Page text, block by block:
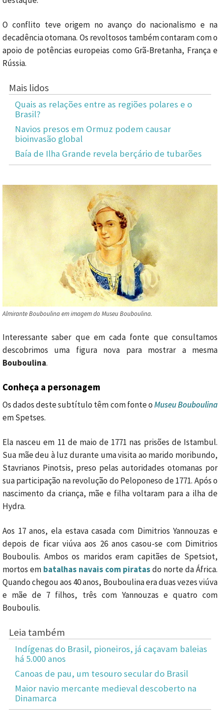
O conflito teve origem no avanço do nacionalismo e na
decadência otomana. Os revoltosos também contaram com o
apoio de potências europeias como Grã-Bretanha, França e
Rússia.
Mais lidos
Quais as relações entre as regiões polares e o
Brasil?
Navios presos em Ormuz podem causar
bioinvasão global
Baía de Ilha Grande revela berçário de tubarões
Almirante Bouboulina em imagem do Museu Bouboulina.
Interessante saber que em cada fonte que consultamos
descobrimos uma figura nova para mostrar a mesma
Bouboulina.
Conheça a personagem
Os dados deste subtítulo têm com fonte oMuseu Bouboulina
em Spetses.
Ela nasceu em 11 de maio de 1771 nas prisões de Istambul.
Sua mãe deu à luz durante uma visita ao marido moribundo,
Stavrianos Pinotsis, preso pelas autoridades otomanas por
sua participação na revolução do Peloponeso de 1771. Após o
nascimento da criança, mãe e filha voltaram para a ilha de
Hydra.
Aos 17 anos, ela estava casada com Dimitrios Yannouzas e
depois de ficar viúva aos 26 anos casou-se com Dimitrios
Bouboulis. Ambos os maridos eram capitães de Spetsiot,
mortos em batalhas navais com piratasdo norte da África.
Quando chegou aos 40 anos, Bouboulina era duas vezes viúva
e mãe de 7 filhos, três com Yannouzas e quatro com
Bouboulis.
Leia também
Indígenas do Brasil, pioneiros, já caçavam baleias
há 5.000 anos
Canoas de pau, um tesouro secular do Brasil
Maior navio mercante medieval descoberto na
Dinamarca